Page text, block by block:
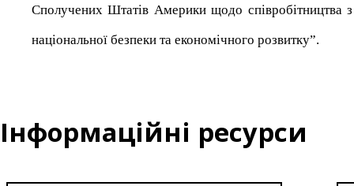
Сполучених Штатів Америки щодо співробітництва
національної безпеки та економічного розвитку”.
Інформаційні ресурси